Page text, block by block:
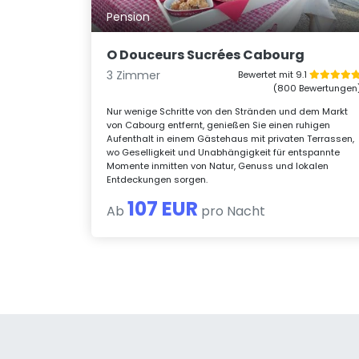
Pension
O Douceurs Sucrées Cabourg
3 Zimmer
Bewertet mit 9.1
(800
Nur wenige Schritte von den Stränden und dem Markt
von Cabourg entfernt, genießen Sie einen ruhigen
Aufenthalt in einem Gästehaus mit privaten Terrassen,
wo Geselligkeit und Unabhängigkeit für entspannte
Momente inmitten von Natur, Genuss und lokalen
Entdeckungen sorgen.
Ab 107 EUR pro Nacht